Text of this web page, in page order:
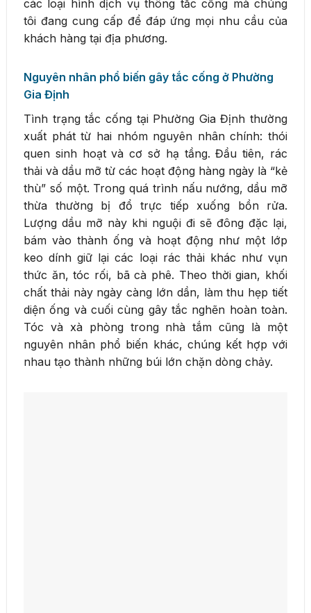
các loại hình dịch vụ thông tắc cống mà chúng
tôi đang cung cấp để đáp ứng mọi nhu cầu của
khách hàng tại địa phương.
Nguyên nhân phổ biến gây tắc cống ở Phường
Gia Định
Tình trạng tắc cống tại Phường Gia Định thường
xuất phát từ hai nhóm nguyên nhân chính: thói
quen sinh hoạt và cơ sở hạ tầng. Đầu tiên, rác
thải và dầu mỡ từ các hoạt động hàng ngày là “kẻ
thù” số một. Trong quá trình nấu nướng, dầu mỡ
thừa thường bị đổ trực tiếp xuống bồn rửa.
Lượng dầu mỡ này khi nguội đi sẽ đông đặc lại,
bám vào thành ống và hoạt động như một lớp
keo dính giữ lại các loại rác thải khác như vụn
thức ăn, tóc rối, bã cà phê. Theo thời gian, khối
chất thải này ngày càng lớn dần, làm thu hẹp tiết
diện ống và cuối cùng gây tắc nghẽn hoàn toàn.
Tóc và xà phòng trong nhà tắm cũng là một
nguyên nhân phổ biến khác, chúng kết hợp với
nhau tạo thành những búi lớn chặn dòng chảy.